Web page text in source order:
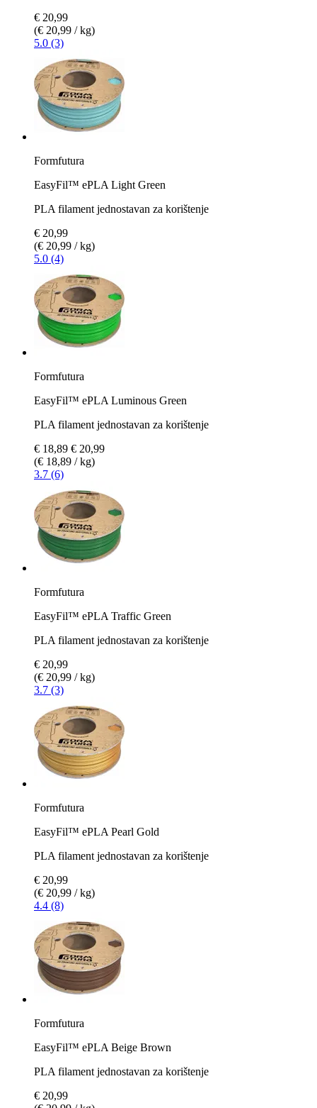
€ 20,99
(€ 20,99 / kg)
5.0 (3)
Formfutura
EasyFil™ ePLA Light Green
PLA filament jednostavan za korištenje
€ 20,99
(€ 20,99 / kg)
5.0 (4)
Formfutura
EasyFil™ ePLA Luminous Green
PLA filament jednostavan za korištenje
€ 18,89 € 20,99
(€ 18,89 / kg)
3.7 (6)
Formfutura
EasyFil™ ePLA Traffic Green
PLA filament jednostavan za korištenje
€ 20,99
(€ 20,99 / kg)
3.7 (3)
Formfutura
EasyFil™ ePLA Pearl Gold
PLA filament jednostavan za korištenje
€ 20,99
(€ 20,99 / kg)
4.4 (8)
Formfutura
EasyFil™ ePLA Beige Brown
PLA filament jednostavan za korištenje
€ 20,99